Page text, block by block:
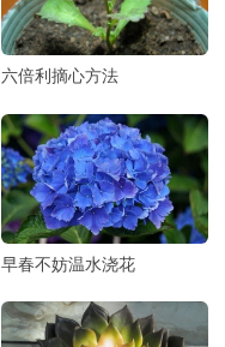
六倍利摘心方法
早春不妨温水浇花